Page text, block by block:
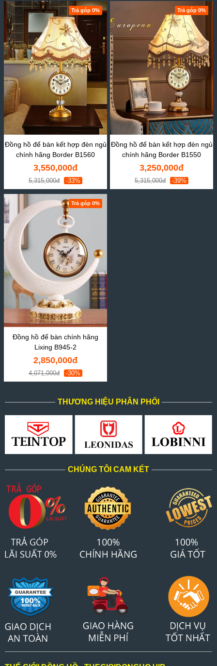
Trả góp 0%
Đồng hồ để bàn kết hợp đèn ngủ
chính hãng Border B1560
3,550,000đ
5,315,000đ -33%
Trả góp 0%
Đồng hồ để bàn kết hợp đèn ngủ
chính hãng Border B1550
3,250,000đ
5,315,000đ -39%
Trả góp 0%
Đồng hồ để bàn chính hãng
Lixing B945-2
2,850,000đ
4,071,000đ -30%
THƯƠNG HIỆU PHÂN PHỐI
CHÚNG TÔI CAM KẾT